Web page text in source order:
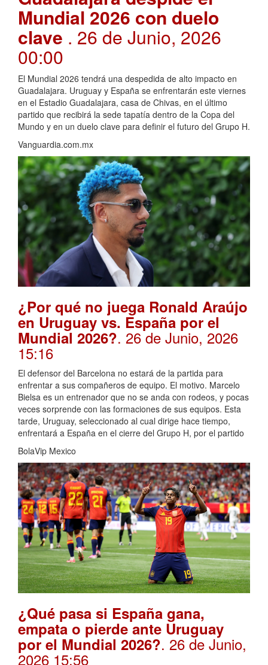
Mundial 2026 con duelo
clave . 26 de Junio, 2026
00:00
El Mundial 2026 tendrá una despedida de alto impacto en
Guadalajara. Uruguay y España se enfrentarán este viernes
en el Estadio Guadalajara, casa de Chivas, en el último
partido que recibirá la sede tapatía dentro de la Copa del
Mundo y en un duelo clave para definir el futuro del Grupo H.
Vanguardia.com.mx
¿Por qué no juega Ronald Araújo
en Uruguay vs. España por el
Mundial 2026?. 26 de Junio, 2026
15:16
El defensor del Barcelona no estará de la partida para
enfrentar a sus compañeros de equipo. El motivo. Marcelo
Bielsa es un entrenador que no se anda con rodeos, y pocas
veces sorprende con las formaciones de sus equipos. Esta
tarde, Uruguay, seleccionado al cual dirige hace tiempo,
enfrentará a España en el cierre del Grupo H, por el partido
BolaVip Mexico
¿Qué pasa si España gana,
empata o pierde ante Uruguay
por el Mundial 2026?. 26 de Junio,
2026 15:56